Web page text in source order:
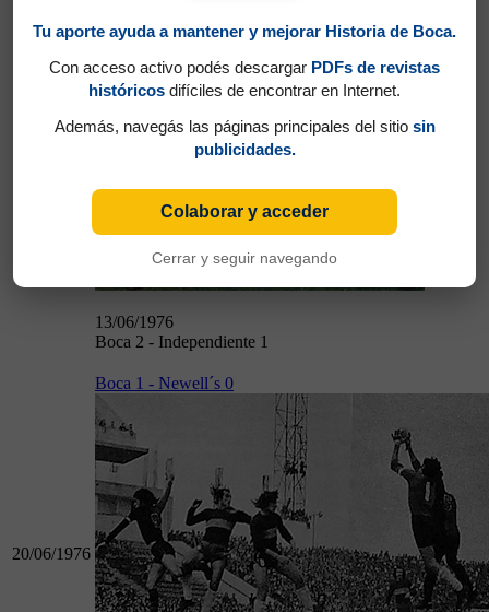
13/06/1976
Boca 2 - Independiente 1
20/06/1976
Boca 1 - Newell´s 0
Tu aporte ayuda a mantener y mejorar Historia de Boca.
Con acceso activo podés descargar PDFs de revistas
históricos difíciles de encontrar en Internet.
Además, navegás las páginas principales del sitio sin
publicidades.
Colaborar y acceder
Cerrar y seguir navegando